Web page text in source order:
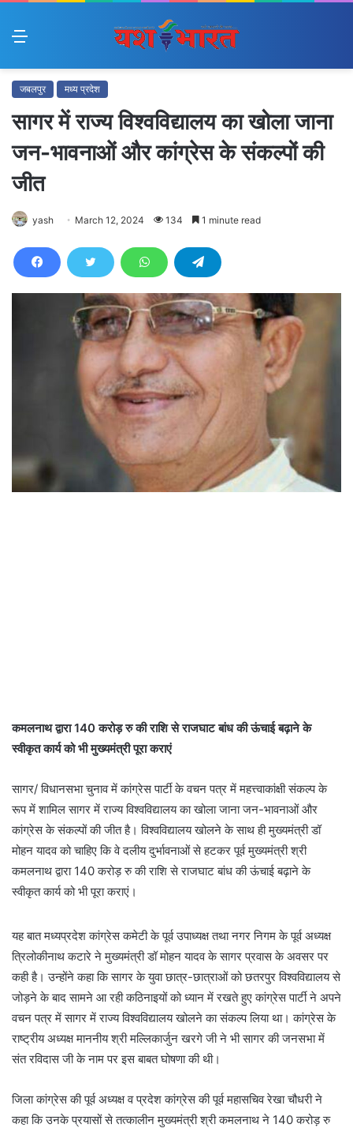
Menu
जबलपुर मध्य प्रदेश
सागर में राज्य विश्वविद्यालय का खोला जाना
जन-भावनाओं और कांग्रेस के संकल्पों की
जीत
yash March 12, 2024 134 1 minute read
कमलनाथ द्वारा 140 करोड़ रु की राशि से राजघाट बांध की ऊंचाई बढ़ाने के
स्वीकृत कार्य को भी मुख्यमंत्री पूरा कराएं
सागर/ विधानसभा चुनाव में कांग्रेस पार्टी के वचन पत्र में महत्त्वाकांक्षी संकल्प के
रूप में शामिल सागर में राज्य विश्वविद्यालय का खोला जाना जन-भावनाओं और
कांग्रेस के संकल्पों की जीत है। विश्वविद्यालय खोलने के साथ ही मुख्यमंत्री डॉ
मोहन यादव को चाहिए कि वे दलीय दुर्भावनाओं से हटकर पूर्व मुख्यमंत्री श्री
कमलनाथ द्वारा 140 करोड़ रु की राशि से राजघाट बांध की ऊंचाई बढ़ाने के
स्वीकृत कार्य को भी पूरा कराएं।
यह बात मध्यप्रदेश कांग्रेस कमेटी के पूर्व उपाध्यक्ष तथा नगर निगम के पूर्व अध्यक्ष
त्रिलोकीनाथ कटारे ने मुख्यमंत्री डॉ मोहन यादव के सागर प्रवास के अवसर पर
कही है। उन्होंने कहा कि सागर के युवा छात्र-छात्राओं को छतरपुर विश्वविद्यालय से
जोड़ने के बाद सामने आ रही कठिनाइयों को ध्यान में रखते हुए कांग्रेस पार्टी ने अपने
वचन पत्र में सागर में राज्य विश्वविद्यालय खोलने का संकल्प लिया था। कांग्रेस के
राष्ट्रीय अध्यक्ष माननीय श्री मल्लिकार्जुन खरगे जी ने भी सागर की जनसभा में
संत रविदास जी के नाम पर इस बाबत घोषणा की थी।
जिला कांग्रेस की पूर्व अध्यक्ष व प्रदेश कांग्रेस की पूर्व महासचिव रेखा चौधरी ने
कहा कि उनके प्रयासों से तत्कालीन मुख्यमंत्री श्री कमलनाथ ने 140 करोड़ रु